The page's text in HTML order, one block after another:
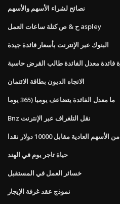
نصائح لشراء الأسهم والأسهم
ح & ص كتلة ساعات العمل aspley
البنوك عبر الإنترنت بأسعار فائدة جيدة
فائدة معدل الفائدة طالب القرض حاسبة
الاتجاه الديون بطاقة الائتمان
ما معدل الفائدة يتضاعف يوميا (365 يوما
Bnz نقل التلغراف عبر الإنترنت
العادية مقابل 10000 دولار نقدا
حياة تاجر يوم في الهند
خسائر العمل في المستقبل
نموذج عقد غرفة الإيجار